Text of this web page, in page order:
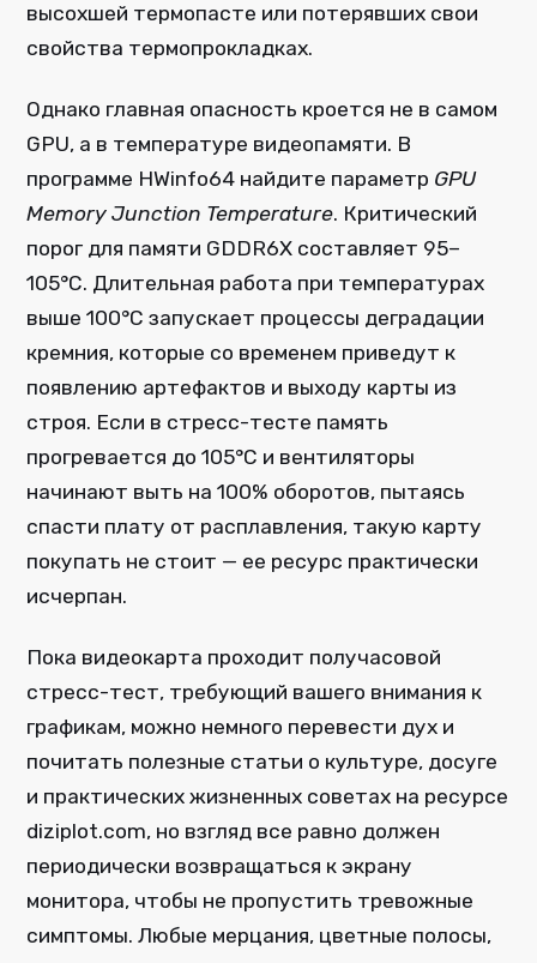
высохшей термопасте или потерявших свои
свойства термопрокладках.
Однако главная опасность кроется не в самом
GPU, а в температуре видеопамяти. В
программе HWinfo64 найдите параметр GPU
Memory Junction Temperature. Критический
порог для памяти GDDR6X составляет 95–
105°C. Длительная работа при температурах
выше 100°C запускает процессы деградации
кремния, которые со временем приведут к
появлению артефактов и выходу карты из
строя. Если в стресс-тесте память
прогревается до 105°C и вентиляторы
начинают выть на 100% оборотов, пытаясь
спасти плату от расплавления, такую карту
покупать не стоит — ее ресурс практически
исчерпан.
Пока видеокарта проходит получасовой
стресс-тест, требующий вашего внимания к
графикам, можно немного перевести дух и
почитать полезные статьи о культуре, досуге
и практических жизненных советах на ресурсе
diziplot.com, но взгляд все равно должен
периодически возвращаться к экрану
монитора, чтобы не пропустить тревожные
симптомы. Любые мерцания, цветные полосы,